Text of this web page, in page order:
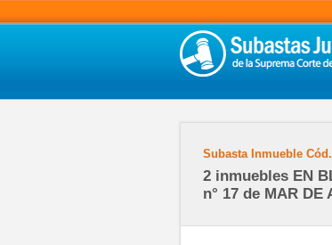
Subasta Inmueble Cód.
2 inmuebles EN
n° 17 de MAR DE